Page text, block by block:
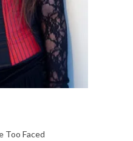
Too Faced